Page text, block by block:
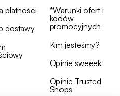
płatności
dostawy
*Warunki ofert i
kodów
promocyjnych
Kim jesteśmy?
Opinie sweeek
Opinie Trusted
Shops